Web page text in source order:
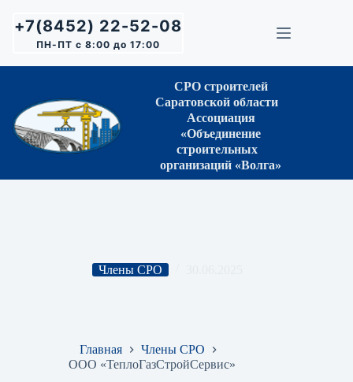
сути+7(8452) 22-52-08
ПН-ПТ с 8:00 до 17:00
СРО строителей
Саратовской области
Ассоциация
«Объединение
строительных
организаций «Волга»
Члены СРО
Главная
Члены СРО
ООО «ТеплоГазСтройСервис»